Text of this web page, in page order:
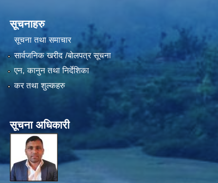
सूचनाहरु
सूचना तथा समाचार
सार्वजनिक खरीद /बोलपत्र सूचना
एन, कानुन तथा निर्देशिका
कर तथा शुल्कहरु
सूचना अधिकारी